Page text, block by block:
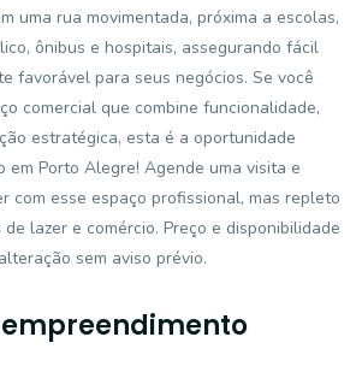
uma rua movimentada, próxima a escolas,
ônibus e hospitais, assegurando fácil
favorável para seus negócios. Se você
comercial que combine funcionalidade,
estratégica, esta é a oportunidade
em Porto Alegre! Agende uma visita e
com esse espaço profissional, mas repleto
lazer e comércio. Preço e disponibilidade
sem aviso prévio.